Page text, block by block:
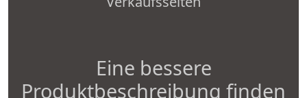
Eine bessere
Produktbeschreibung finden